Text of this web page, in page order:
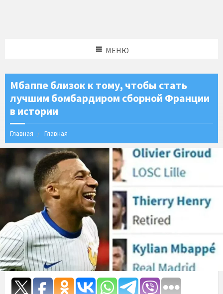
МЕНЮ
Мбаппе близок к тому, чтобы стать
лучшим бомбардиром сборной Франции
в истории
Главная Главная